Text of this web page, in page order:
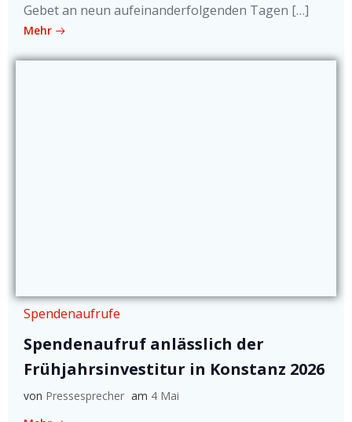
Gebet an neun aufeinanderfolgenden Tagen […]
Mehr
Spendenaufrufe
Spendenaufruf anlässlich der
Frühjahrsinvestitur in Konstanz 2026
von Pressesprecher am 4 Mai